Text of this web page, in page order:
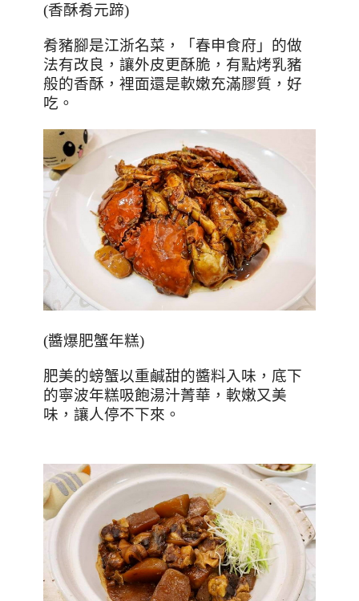
(香酥肴元蹄)
肴豬腳是江浙名菜，「春申食府」的做
法有改良，讓外皮更酥脆，有點烤乳豬
般的香酥，裡面還是軟嫩充滿膠質，好
吃。
(醬爆肥蟹年糕)
肥美的螃蟹以重鹹甜的醬料入味，底下
的寧波年糕吸飽湯汁菁華，軟嫩又美
味，讓人停不下來。